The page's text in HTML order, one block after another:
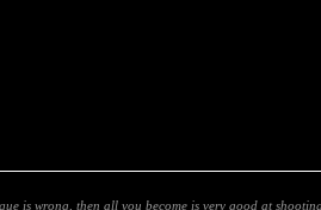
is wrong, then all you become is very good at